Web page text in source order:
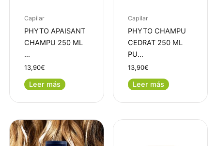
Capilar
PHYTO APAISANT
CHAMPU 250 ML
…
13,90€
Leer más
Capilar
PHYTO CHAMPU
CEDRAT 250 ML
PU…
13,90€
Leer más